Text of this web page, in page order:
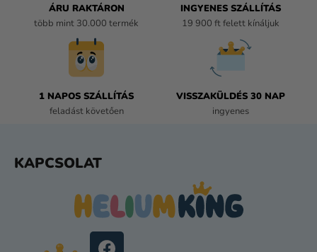
ÁRU RAKTÁRON
több mint 30.000 termék
INGYENES SZÁLLÍTÁS
19 900 ft felett kínáljuk
1 NAPOS SZÁLLÍTÁS
feladást követően
VISSZAKÜLDÉS 30 NAP
ingyenes
KAPCSOLAT